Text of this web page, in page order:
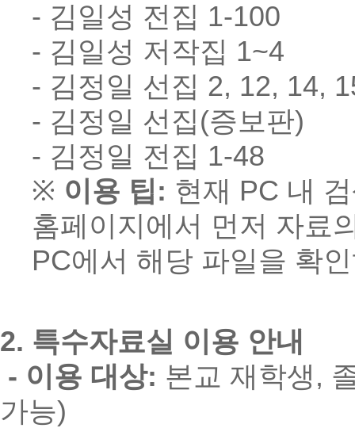
- 김일성 전집 1-100
- 김일성 저작집 1~4
- 김정일 선집 2, 12, 14,
- 김정일 선집(증보판)
- 김정일 전집 1-48
※ 이용 팁: 현재 PC 내
홈페이지에서 먼저 자료
PC에서 해당 파일을 확
2. 특수자료실 이용 안내
- 이용 대상: 본교 재학생,
가능)